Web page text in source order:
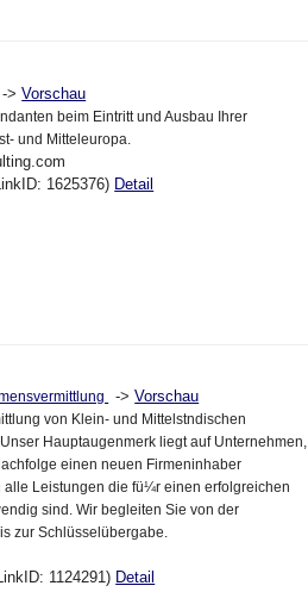
->Vorschau
beim Eintritt und Ausbau Ihrer
und Mitteleuropa.
1625376) Detail
->Vorschau
von Klein- und Mittelstndischen
Hauptaugenmerk liegt auf Unternehmen,
einen neuen Firmeninhaber
alle Leistungen die fü¼r einen erfolgreichen
sind. Wir begleiten Sie von der
zur Schlüsselübergabe.
1124291) Detail